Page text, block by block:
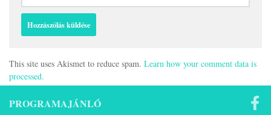
This site uses Akismet to reduce spam. Learn how your comment data is
processed.
PROGRAMAJÁNLÓ